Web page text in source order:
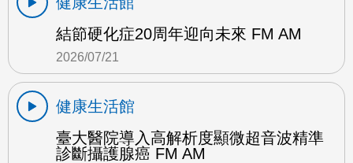
結節硬化症20周年迎向未來 FM AM
2026/07/21
健康生活館
臺大醫院導入高解析度顯微超音波精準
診斷攝護腺癌 FM AM